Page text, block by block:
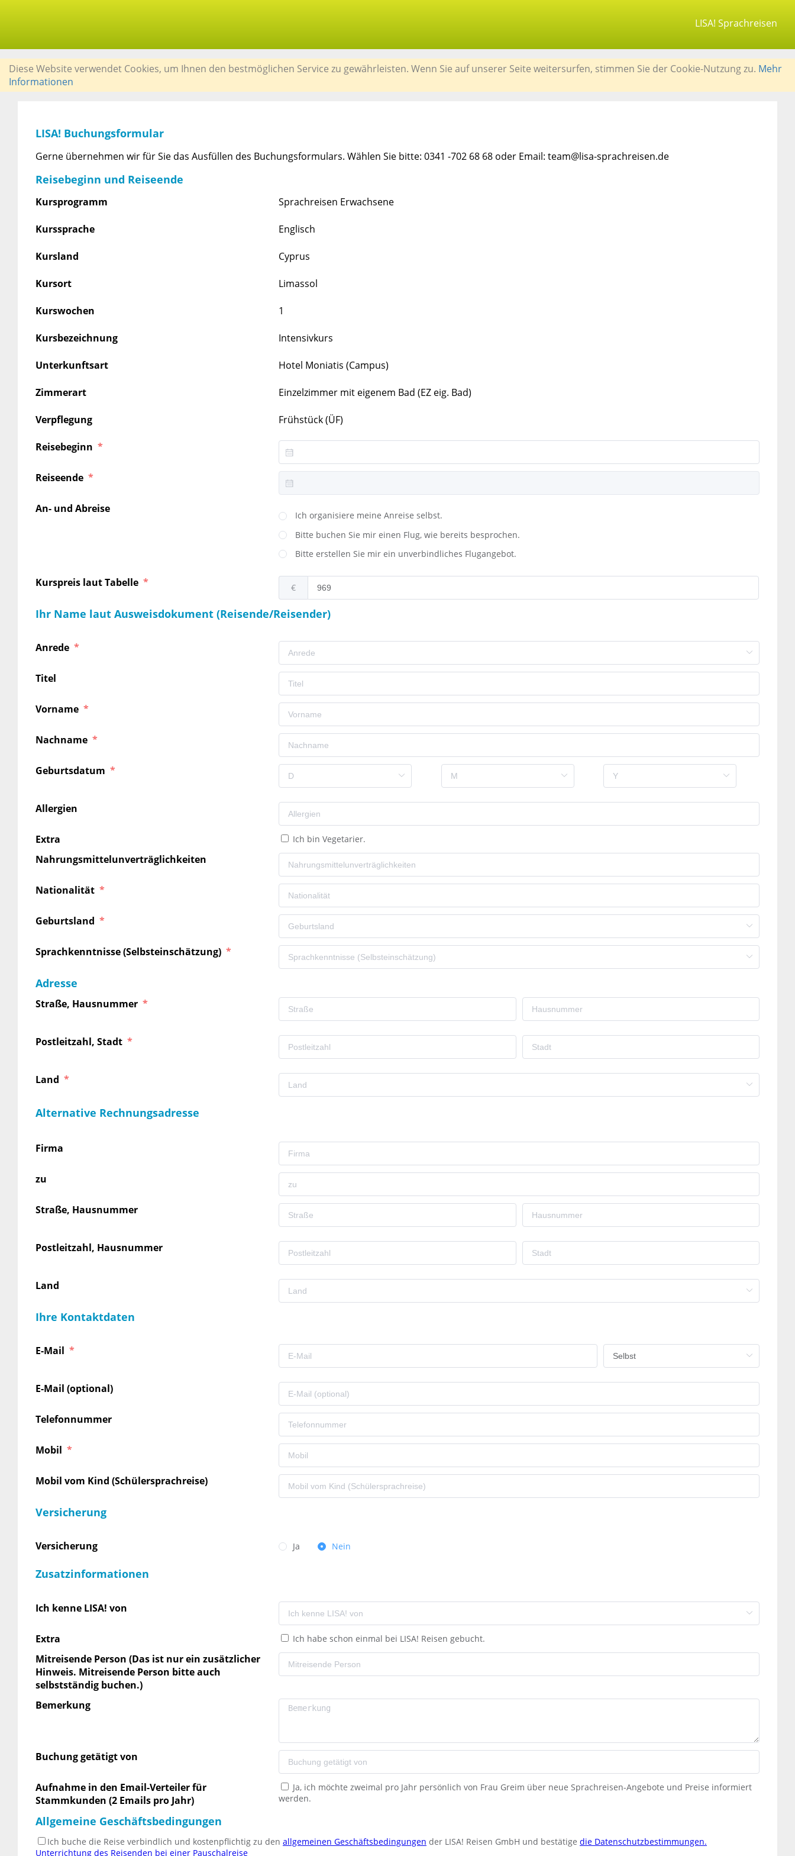
LISA! Sprachreisen
Diese Website verwendet Cookies, um Ihnen den bestmöglichen Service zu gewährleisten. Wenn Sie auf unserer Seite weitersurfen, stimmen Sie der Cookie-Nutzung zu. Mehr
Informationen
LISA! Buchungsformular
Gerne übernehmen wir für Sie das Ausfüllen des Buchungsformulars. Wählen Sie bitte: 0341 -702 68 68 oder Email: team@lisa-sprachreisen.de
Reisebeginn und Reiseende
Kursprogramm Sprachreisen Erwachsene
Kurssprache Englisch
Kursland Cyprus
Kursort Limassol
Kurswochen 1
Kursbezeichnung Intensivkurs
Unterkunftsart Hotel Moniatis (Campus)
Zimmerart Einzelzimmer mit eigenem Bad (EZ eig. Bad)
Verpflegung Frühstück (ÜF)
Reisebeginn
Reiseende
An- und Abreise
Ich organisiere meine Anreise selbst.
Bitte buchen Sie mir einen Flug, wie bereits besprochen.
Bitte erstellen Sie mir ein unverbindliches Flugangebot.
Kurspreis laut Tabelle €
Ihr Name laut Ausweisdokument (Reisende/Reisender)
Anrede
Titel
Vorname
Nachname
Geburtsdatum
Allergien
Extra Ich bin Vegetarier.
Nahrungsmittelunverträglichkeiten
Nationalität
Geburtsland
Sprachkenntnisse (Selbsteinschätzung)
Adresse
Straße, Hausnummer
Postleitzahl, Stadt
Land
Alternative Rechnungsadresse
Firma
zu
Straße, Hausnummer
Postleitzahl, Hausnummer
Land
Ihre Kontaktdaten
E-Mail
E-Mail (optional)
Telefonnummer
Mobil
Mobil vom Kind (Schülersprachreise)
Versicherung
Versicherung Ja Nein
Zusatzinformationen
Ich kenne LISA! von
Extra Ich habe schon einmal bei LISA! Reisen gebucht.
Mitreisende Person (Das ist nur ein zusätzlicher
Hinweis. Mitreisende Person bitte auch
selbstständig buchen.)
Bemerkung
Buchung getätigt von
Aufnahme in den Email-Verteiler für
Stammkunden (2 Emails pro Jahr)
Ja, ich möchte zweimal pro Jahr persönlich von Frau Greim über neue Sprachreisen-Angebote und Preise informiert
werden.
Allgemeine Geschäftsbedingungen
Ich buche die Reise verbindlich und kostenpflichtig zu den allgemeinen Geschäftsbedingungen der LISA! Reisen GmbH und bestätige die Datenschutzbestimmungen.
Unterrichtung des Reisenden bei einer Pauschalreise